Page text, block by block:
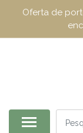
Oferta de